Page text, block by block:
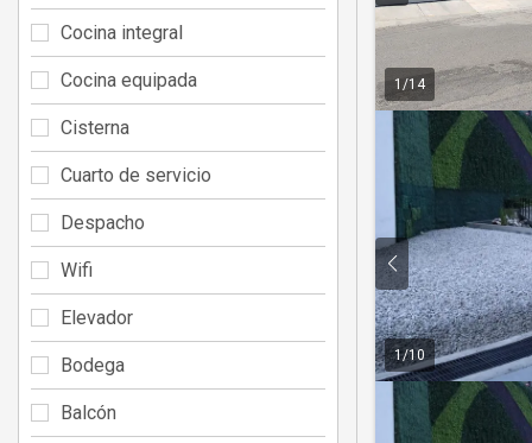
1 /14
1/10
Cocina integral
Cocina equipada
Cisterna
Cuarto de servicio
Despacho
Wifi
Elevador
Bodega
Balcón